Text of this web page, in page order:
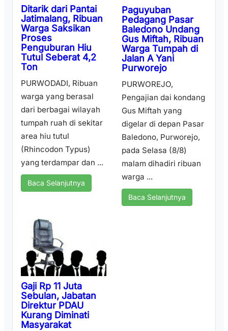
Ditarik dari Pantai
Jatimalang, Ribuan
Warga Saksikan
Proses
Penguburan Hiu
Tutul Seberat 4,2
Ton
PURWODADI, Ribuan
warga yang berasal
dari berbagai wilayah
tumpah ruah di sekitar
area hiu tutul
(Rhincodon Typus)
yang terdampar dan ...
Baca Selanjutnya
Paguyuban
Pedagang Pasar
Baledono Undang
Gus Miftah, Ribuan
Warga Tumpah di
Jalan A Yani
Purworejo
PURWOREJO,
Pengajian dai kondang
Gus Miftah yang
digelar di depan Pasar
Baledono, Purworejo,
pada Selasa (8/8)
malam dihadiri ribuan
warga ...
Baca Selanjutnya
Gaji Rp 11 Juta
Sebulan, Jabatan
Direktur PDAU
Kurang Diminati
Masyarakat